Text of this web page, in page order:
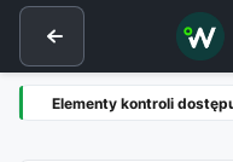
Elementy kontroli